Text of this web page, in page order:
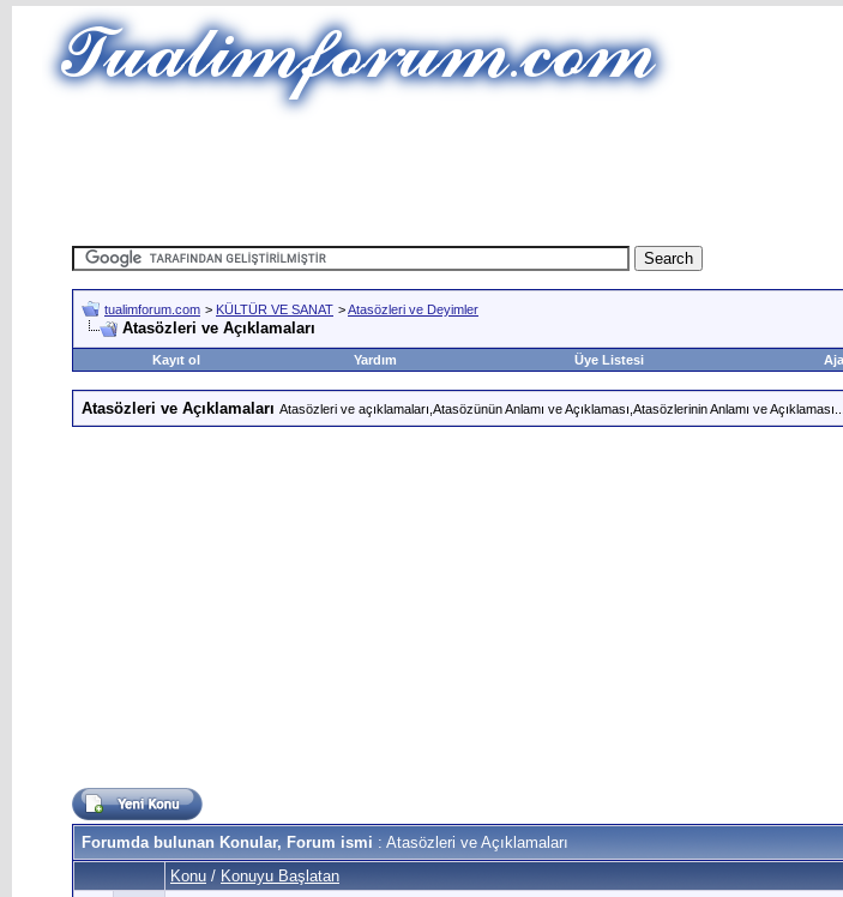
tualimforum.com > KÜLTÜR VE SANAT >Atasözleri ve Deyimler
Atasözleri ve Açıklamaları
Kayıt ol
Yardım Üye Listesi
Atasözleri ve Açıklamaları Atasözleri ve açıklamaları,Atasözünün Anlamı ve Açıklaması,Atasözlerinin Anlamı ve Açıklaması...
Forumda bulunan Konular, Forum ismi : Atasözleri ve Açıklamaları
Konu / Konuyu Başlatan